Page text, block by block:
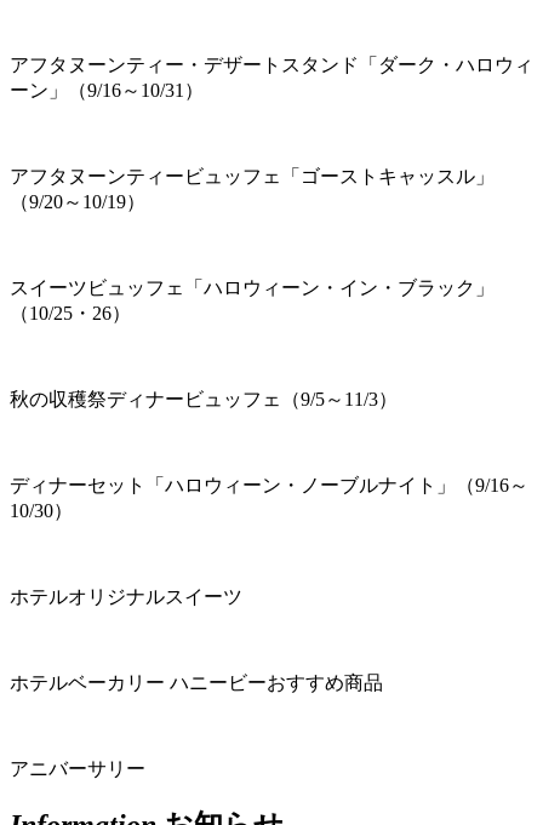
アフタヌーンティー・デザートスタンド「ダーク・ハロウィ
ーン」（9/16～10/31）
アフタヌーンティービュッフェ「ゴーストキャッスル」
（9/20～10/19）
スイーツビュッフェ「ハロウィーン・イン・ブラック」
（10/25・26）
秋の収穫祭ディナービュッフェ（9/5～11/3）
ディナーセット「ハロウィーン・ノーブルナイト」（9/16～
10/30）
ホテルオリジナルスイーツ
ホテルベーカリー ハニービーおすすめ商品
アニバーサリー